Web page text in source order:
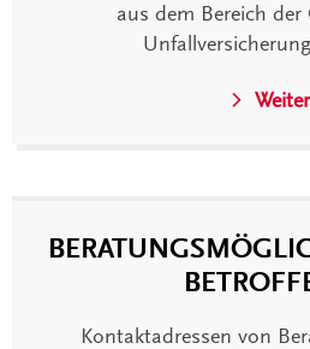
aus dem Bereich der
Weiter
Kontaktadressen von